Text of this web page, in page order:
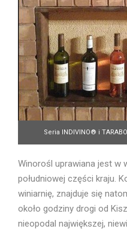
Seria INDIVINO® i
Winorośl uprawiana jest w
południowej części kraju.
winiarnię, znajduje się
około godziny drogi od
nieopodal największej,